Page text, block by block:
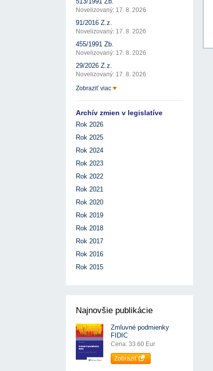
Novelizovaný: 17. 8. 2026
91/2016 Z.z.
Novelizovaný: 17. 8. 2026
455/1991 Zb.
Novelizovaný: 17. 8. 2026
29/2026 Z.z.
Novelizovaný: 17. 8. 2026
Zobraziť viac
Archív zmien v legislatíve
Rok 2026
Rok 2025
Rok 2024
Rok 2023
Rok 2022
Rok 2021
Rok 2020
Rok 2019
Rok 2018
Rok 2017
Rok 2016
Rok 2015
Najnovšie publikácie
Zmluvné podmienky
FIDIC
Cena: 33.60 Eur
Zobraziť